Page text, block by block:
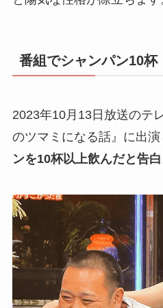
番組でシャンパン10杯
2023年10月13日放送のテ
のツマミになる話』に出演
ンを10杯以上飲んだと告白